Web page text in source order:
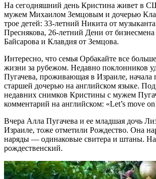
На сегодняшний день Кристина живет в
мужем Михаилом Земцовым и дочерью
трое детей: 33-летний Никита от
Преснякова, 26-летний Дени от бизнесмена
Байсарова и Клавдия от Земцова.
Интересно, что семья Орбакайте все
жизни за рубежом. Недавно поклонников
Пугачева, проживающая в Израиле, начала
старшей дочерью на английском языке.
недавних снимков Кристины с мужем
комментарий на английском: «Let’s move
Вчера Алла Пугачева и ее младшая дочь
Израиле, тоже отметили Рождество. Она
наряды — одинаковые свитера и штаны.
рождественский.